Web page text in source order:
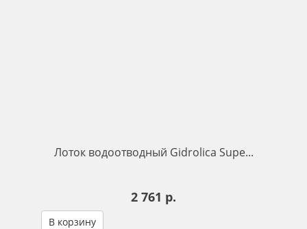
Лоток водоотводный Gidrolica Supe...
2 761 р.
В корзину